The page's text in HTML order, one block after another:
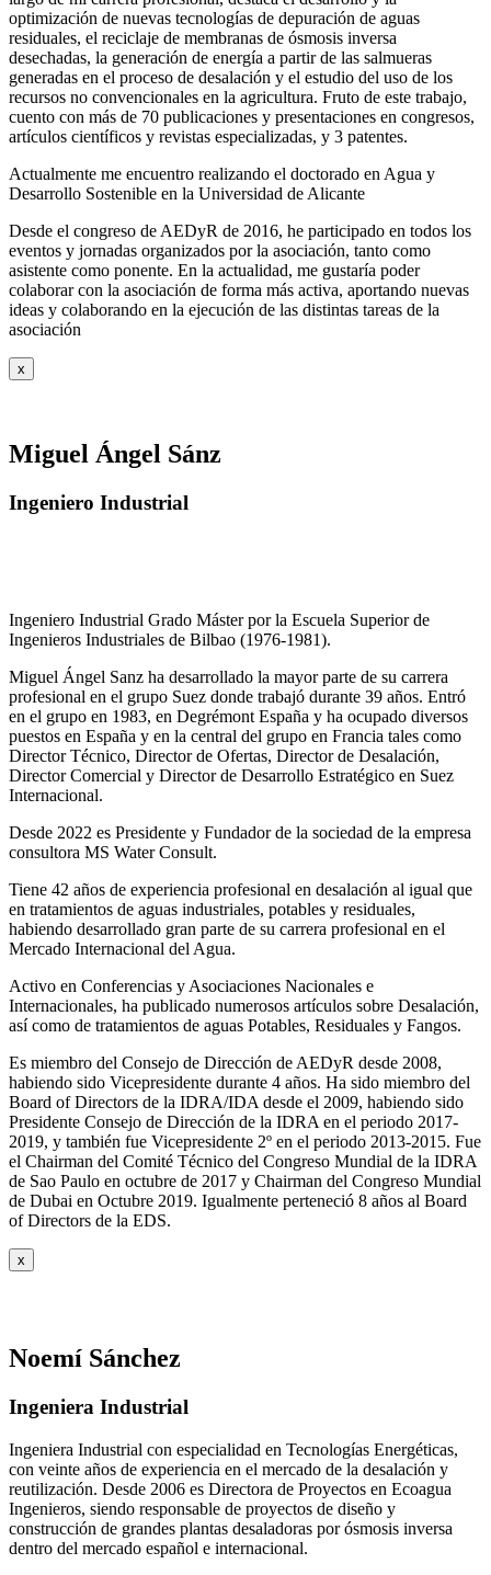
optimización de nuevas tecnologías de depuración de aguas
residuales, el reciclaje de membranas de ósmosis inversa
desechadas, la generación de energía a partir de las salmueras
generadas en el proceso de desalación y el estudio del uso de los
recursos no convencionales en la agricultura. Fruto de este trabajo,
cuento con más de 70 publicaciones y presentaciones en congresos,
artículos científicos y revistas especializadas, y 3 patentes.
Actualmente me encuentro realizando el doctorado en Agua y
Desarrollo Sostenible en la Universidad de Alicante
Desde el congreso de AEDyR de 2016, he participado en todos los
eventos y jornadas organizados por la asociación, tanto como
asistente como ponente. En la actualidad, me gustaría poder
colaborar con la asociación de forma más activa, aportando nuevas
ideas y colaborando en la ejecución de las distintas tareas de la
asociación
x
Miguel Ángel Sánz
Ingeniero Industrial
Ingeniero Industrial Grado Máster por la Escuela Superior de
Ingenieros Industriales de Bilbao (1976-1981).
Miguel Ángel Sanz ha desarrollado la mayor parte de su carrera
profesional en el grupo Suez donde trabajó durante 39 años. Entró
en el grupo en 1983, en Degrémont España y ha ocupado diversos
puestos en España y en la central del grupo en Francia tales como
Director Técnico, Director de Ofertas, Director de Desalación,
Director Comercial y Director de Desarrollo Estratégico en Suez
Internacional.
Desde 2022 es Presidente y Fundador de la sociedad de la empresa
consultora MS Water Consult.
Tiene 42 años de experiencia profesional en desalación al igual que
en tratamientos de aguas industriales, potables y residuales,
habiendo desarrollado gran parte de su carrera profesional en el
Mercado Internacional del Agua.
Activo en Conferencias y Asociaciones Nacionales e
Internacionales, ha publicado numerosos artículos sobre Desalación,
así como de tratamientos de aguas Potables, Residuales y Fangos.
Es miembro del Consejo de Dirección de AEDyR desde 2008,
habiendo sido Vicepresidente durante 4 años. Ha sido miembro del
Board of Directors de la IDRA/IDA desde el 2009, habiendo sido
Presidente Consejo de Dirección de la IDRA en el periodo 2017-
2019, y también fue Vicepresidente 2º en el periodo 2013-2015. Fue
el Chairman del Comité Técnico del Congreso Mundial de la IDRA
de Sao Paulo en octubre de 2017 y Chairman del Congreso Mundial
de Dubai en Octubre 2019. Igualmente perteneció 8 años al Board
of Directors de la EDS.
x
Noemí Sánchez
Ingeniera Industrial
Ingeniera Industrial con especialidad en Tecnologías Energéticas,
con veinte años de experiencia en el mercado de la desalación y
reutilización. Desde 2006 es Directora de Proyectos en Ecoagua
Ingenieros, siendo responsable de proyectos de diseño y
construcción de grandes plantas desaladoras por ósmosis inversa
dentro del mercado español e internacional.